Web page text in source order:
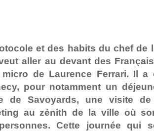
et des habits du chef de
aller au devant des
de Laurence Ferrari. Il a
pour notamment un
de Savoyards, une visite
au zénith de la ville où
Cette journée qui